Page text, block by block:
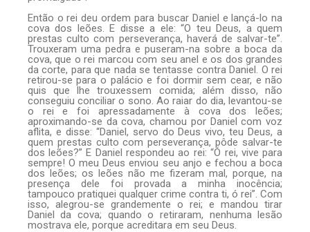
Então o rei deu ordem para buscar Daniel e lançá-lo na
cova dos leões. E disse a ele: “O teu Deus, a quem
prestas culto com perseverança, haverá de salvar-te”.
Trouxeram uma pedra e puseram-na sobre a boca da
cova, que o rei marcou com seu anel e os dos grandes
da corte, para que nada se tentasse contra Daniel. O rei
retirou-se para o palácio e foi dormir sem cear, e não
quis que lhe trouxessem comida; além disso, não
conseguiu conciliar o sono. Ao raiar do dia, levantou-se
o rei e foi apressadamente à cova dos leões;
aproximando-se da cova, chamou por Daniel com voz
aflita, e disse: “Daniel, servo do Deus vivo, teu Deus, a
quem prestas culto com perseverança, pôde salvar-te
dos leões?” E Daniel respondeu ao rei: “Ó rei, vive para
sempre! O meu Deus enviou seu anjo e fechou a boca
dos leões; os leões não me fizeram mal, porque, na
presença dele foi provada a minha inocência;
tampouco pratiquei qualquer crime contra ti, ó rei”. Com
isso, alegrou-se grandemente o rei; e mandou tirar
Daniel da cova; quando o retiraram, nenhuma lesão
mostrava ele, porque acreditara em seu Deus.